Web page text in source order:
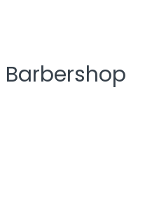
Barbershop